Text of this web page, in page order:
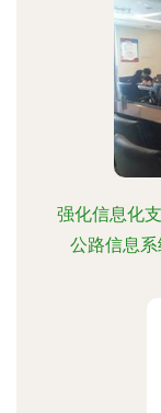
强化信息化
公路信息